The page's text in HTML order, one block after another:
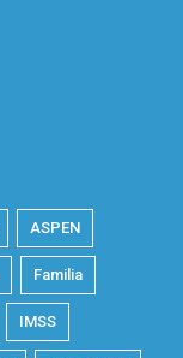
ASPEN
Familia
IMSS